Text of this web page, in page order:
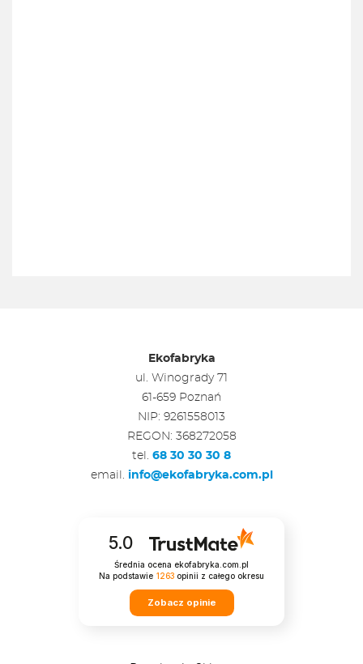
Ekofabryka
ul. Winogrady 71
61-659 Poznań
NIP: 9261558013
REGON: 368272058
tel. 68 30 30 30 8
email. info@ekofabryka.com.pl
5.0
Średnia ocena ekofabryka.com.pl
Na podstawie 1263opinii z całego okresu
Zobacz opinie